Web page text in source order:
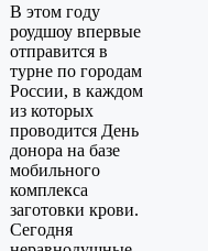
В этом году
роудшоу впервые
отправится в
турне по городам
России, в каждом
из которых
проводится День
донора на базе
мобильного
комплекса
заготовки крови.
Сегодня